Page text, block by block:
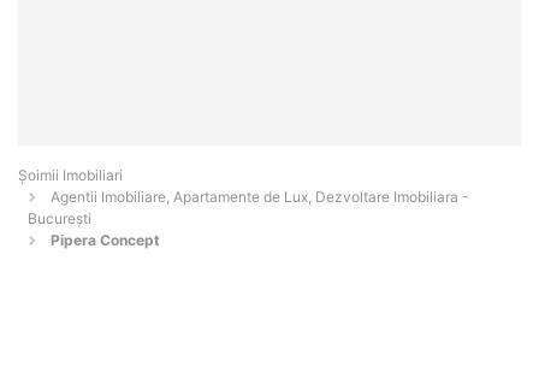
Șoimii Imobiliari
Agentii Imobiliare, Apartamente de Lux, Dezvoltare Imobiliara -
Bucureşti
Pipera Concept